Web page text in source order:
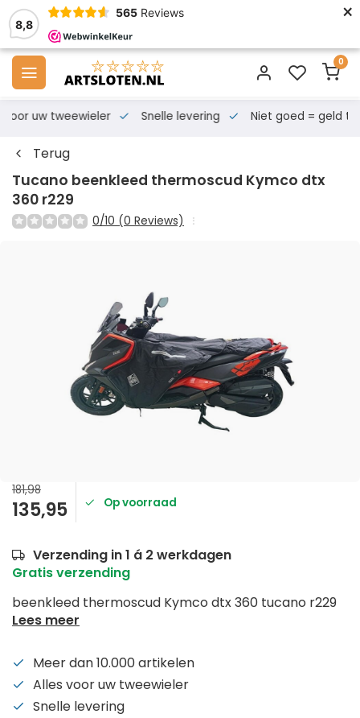
8,8
565 Reviews ×
0
voor uw tweewieler Snelle levering Niet goed = geld
Terug
Tucano beenkleed thermoscud Kymco dtx
360 r229
0/10 (0 Reviews)
181,98
135,95 Op voorraad
Verzending in 1 á 2 werkdagen
Gratis verzending
beenkleed thermoscud Kymco dtx 360 tucano r229
Lees meer
Meer dan 10.000 artikelen
Alles voor uw tweewieler
Snelle levering